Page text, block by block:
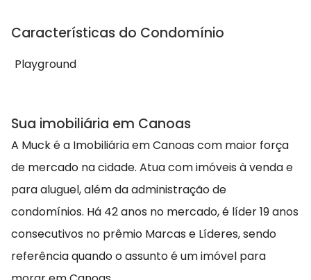
Características do Condomínio
Playground
Sua imobiliária em Canoas
A Muck é a Imobiliária em Canoas com maior força
de mercado na cidade. Atua com imóveis à venda e
para aluguel, além da administração de
condomínios. Há 42 anos no mercado, é líder 19 anos
consecutivos no prêmio Marcas e Líderes, sendo
referência quando o assunto é um imóvel para